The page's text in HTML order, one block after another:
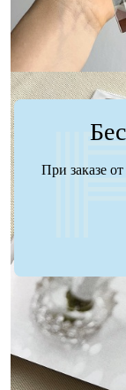
При заказе